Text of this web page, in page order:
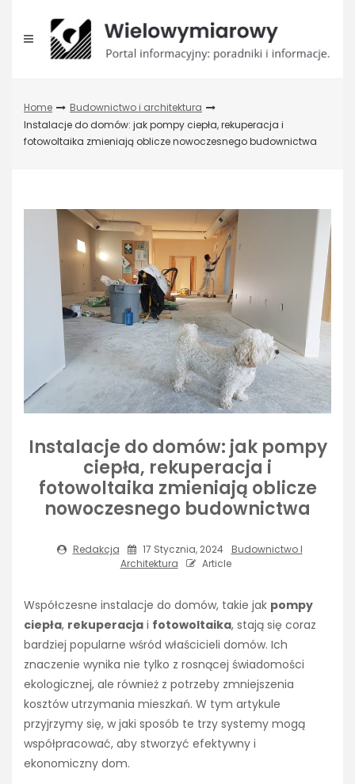
content
Home
Budownictwo i architektura
Instalacje do domów: jak pompy ciepła, rekuperacja i
fotowoltaika zmieniają oblicze nowoczesnego budownictwa
Instalacje do domów: jak pompy
ciepła, rekuperacja i
fotowoltaika zmieniają oblicze
nowoczesnego budownictwa
Redakcja 17 Stycznia, 2024
Budownictwo I
Architektura
Article
Współczesne instalacje do domów, takie jak pompy
ciepła, rekuperacja i fotowoltaika, stają się coraz
bardziej popularne wśród właścicieli domów. Ich
znaczenie wynika nie tylko z rosnącej świadomości
ekologicznej, ale również z potrzeby zmniejszenia
kosztów utrzymania mieszkań. W tym artykule
przyjrzymy się, w jaki sposób te trzy systemy mogą
współpracować, aby stworzyć efektywny i
ekonomiczny dom.